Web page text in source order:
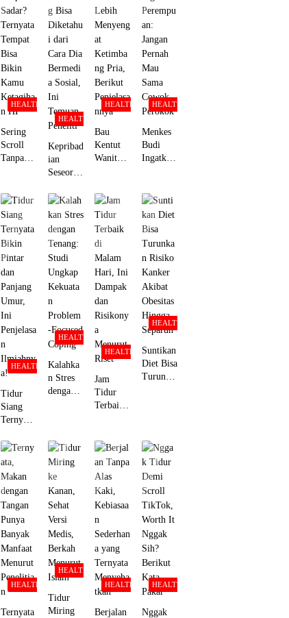
HEALTH
Sering
Scroll
Tanpa
Tempat
Bisa
Bikin
Kamu
Ketagiha
n HP
HEALTH
Kepribad
ian
Seseoran
Diketahu
i dari
Cara Dia
Bermedi
a Sosial,
Ini
Temuan
Peneliti
HEALTH
Bau
Kentut
Wanita
at
Ketimba
ng Pria,
Penjelasa
nnya
HEALTH
Menkes
Budi
Ingatkan
Jangan
Pernah
Mau
Cowok
Perokok
HEALTH
Tidur
Siang
Ternyata
Pintar
dan
Panjang
Umur,
Penjelasa
n
Ilmiahny
a!
HEALTH
Kalahka
n Stres
dengan
Kekuata
n
Problem
-Focused
Coping
HEALTH
Jam
Tidur
Terbaik
Hari, Ini
Dampak
dan
a
Menurut
Riset
HEALTH
Suntikan
Diet Bisa
Turunka
Hingga
Separuh
HEALTH
Ternyata
HEALTH
Tidur
Miring
HEALTH
Berjalan
HEALTH
Nggak